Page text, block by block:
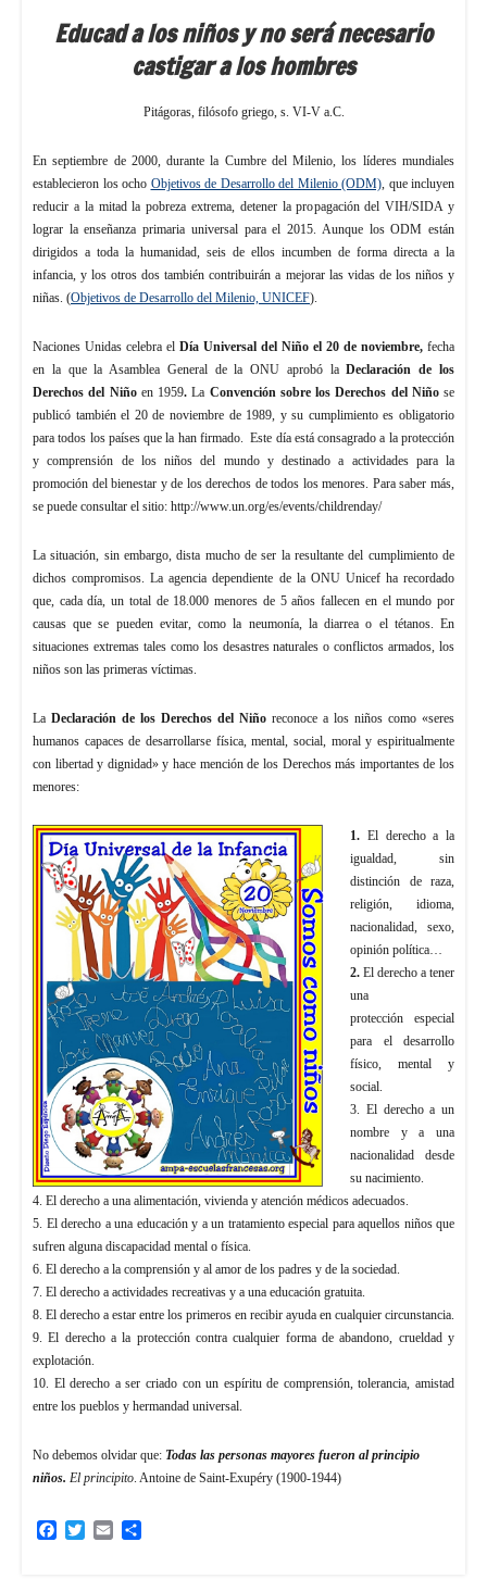
Educad a los niños y no será necesario
castigar a los hombres
Pitágoras, filósofo griego, s. VI-V a.C.
En septiembre de 2000, durante la Cumbre del Milenio, los líderes mundiales
establecieron los ocho Objetivos de Desarrollo del Milenio (ODM) , que incluyen
reducir a la mitad la pobreza extrema, detener la propagación del VIH/SIDA y
lograr la enseñanza primaria universal para el 2015. Aunque los ODM están
dirigidos a toda la humanidad, seis de ellos incumben de forma directa a la
infancia, y los otros dos también contribuirán a mejorar las vidas de los niños y
niñas. (Objetivos de Desarrollo del Milenio, UNICEF).
Naciones Unidas celebra el Día Universal del Niño el 20 de noviembre, fecha
en la que la Asamblea General de la ONU aprobó laDeclaración de los
Derechos del Niño en 1959.La Convención sobre los Derechos del Niñose
publicó también el 20 de noviembre de 1989, y su cumplimiento es obligatorio
para todos los países que la han firmado. Este día está consagrado a la protección
y comprensión de los niños del mundo y destinado a actividades para la
promoción del bienestar y de los derechos de todos los menores. Para saber más,
se puede consultar el sitio: http://www.un.org/es/events/childrenday/
La situación, sin embargo, dista mucho de ser la resultante del cumplimiento de
dichos compromisos. La agencia dependiente de la ONU Unicef ha recordado
que, cada día, un total de 18.000 menores de 5 años fallecen en el mundo por
causas que se pueden evitar, como la neumonía, la diarrea o el tétanos. En
situaciones extremas tales como los desastres naturales o conflictos armados, los
niños son las primeras víctimas.
La Declaración de los Derechos del Niño reconoce a los niños como «seres
humanos capaces de desarrollarse física, mental, social, moral y espiritualmente
con libertad y dignidad» y hace mención de los Derechos más importantes de los
menores:
1. El derecho a la
igualdad, sin
distinción de raza,
religión, idioma,
nacionalidad, sexo,
opinión política…
2. El derecho a tener
una
protección especial
para el desarrollo
físico, mental y
social.
3. El derecho a un
nombre y a una
nacionalidad desde
su nacimiento.
4. El derecho a una alimentación, vivienda y atención médicos adecuados.
5. El derecho a una educación y a un tratamiento especial para aquellos niños que
sufren alguna discapacidad mental o física.
6. El derecho a la comprensión y al amor de los padres y de la sociedad.
7. El derecho a actividades recreativas y a una educación gratuita.
8. El derecho a estar entre los primeros en recibir ayuda en cualquier circunstancia.
9. El derecho a la protección contra cualquier forma de abandono, crueldad y
explotación.
10. El derecho a ser criado con un espíritu de comprensión, tolerancia, amistad
entre los pueblos y hermandad universal.
No debemos olvidar que: Todas las personas mayores fueron al principio
niños. El principito . Antoine de Saint-Exupéry (1900-1944)
FacebookTwitterEmail